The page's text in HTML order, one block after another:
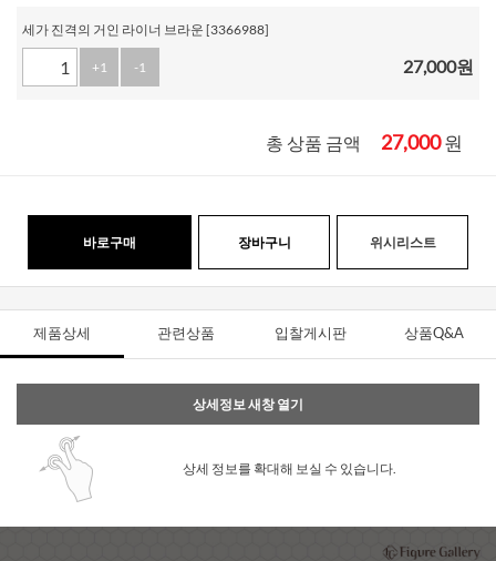
세가 진격의 거인 라이너 브라운 [3366988]
+1 -1 27,000원
총 상품 금액 27,000원
바로구매 장바구니 위시리스트
제품상세 관련상품 입찰게시판 상품Q&A
상세정보 새창 열기
상세 정보를 확대해 보실 수 있습니다.